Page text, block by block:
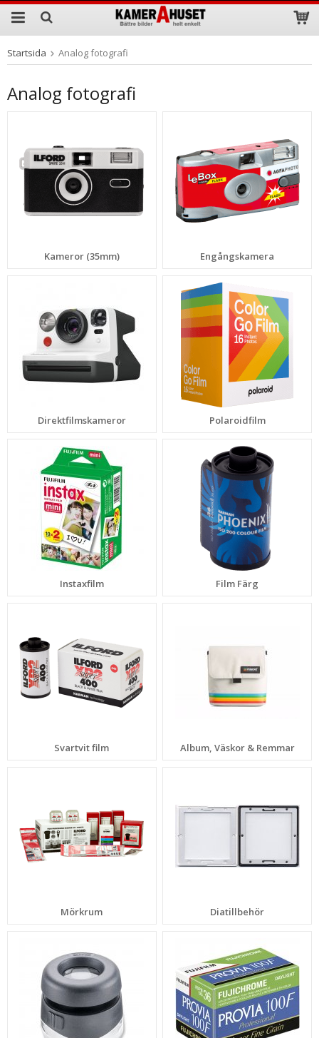
Produkten har blivit tillagd i varukorgen
Startsida Analog fotografi
Analog fotografi
Kameror (35mm) Engångskamera
Direktfilmskameror Polaroidfilm
Instaxfilm Film Färg
Svartvit film Album, Väskor & Remmar
Mörkrum Diatillbehör